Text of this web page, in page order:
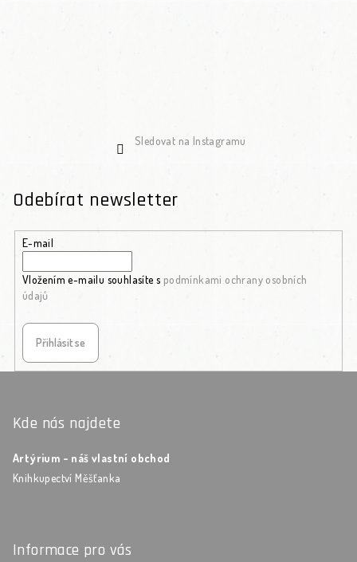
Sledovat na Instagramu
Odebírat newsletter
E-mail
Vložením e-mailu souhlasíte s podmínkami ochrany osobních
údajů
Přihlásit se
Kde nás najdete
Artýrium - náš vlastní obchod
Knihkupectví Měšťanka
Informace pro vás